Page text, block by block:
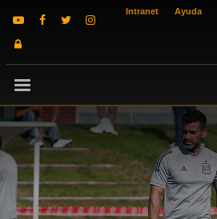
Intranet Ayuda